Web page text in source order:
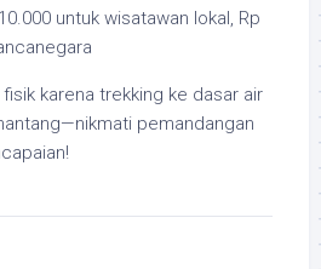
untuk wisatawan lokal, Rp
fisik karena trekking ke dasar air
pemandangan